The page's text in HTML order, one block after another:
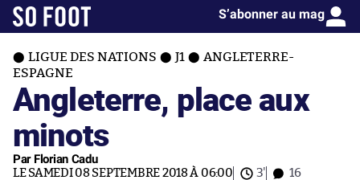
S’abonner au mag
LIGUE DES NATIONS J1
ANGLETERRE-
ESPAGNE
Angleterre, place aux
minots
Par Florian Cadu
LE SAMEDI 08 SEPTEMBRE 2018 À 06:00 3' 16